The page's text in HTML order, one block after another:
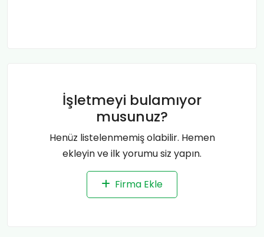
İşletmeyi bulamıyor
musunuz?
Henüz listelenmemiş olabilir. Hemen
ekleyin ve ilk yorumu siz yapın.
Firma Ekle